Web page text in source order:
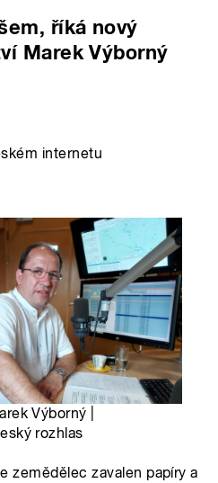
říká nový
Marek Výborný
internetu
Výborný |
rozhlas
zemědělec zavalen papíry a